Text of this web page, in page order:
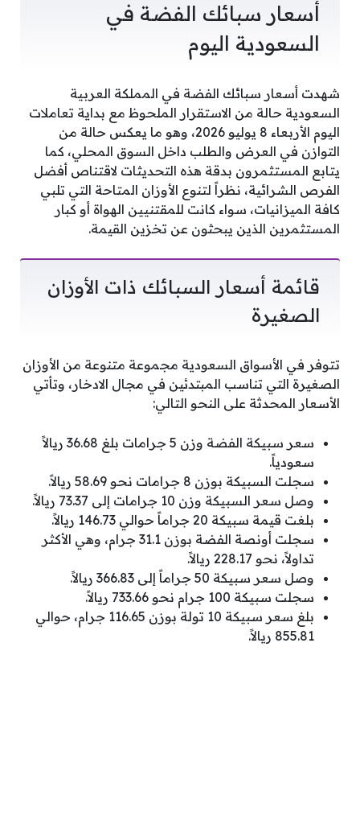
أسعار سبائك الفضة في
السعودية اليوم
شهدت أسعار سبائك الفضة في المملكة العربية
السعودية حالة من الاستقرار الملحوظ مع بداية تعاملات
اليوم الأربعاء 8 يوليو 2026، وهو ما يعكس حالة من
التوازن في العرض والطلب داخل السوق المحلي، كما
يتابع المستثمرون بدقة هذه التحديثات لاقتناص أفضل
الفرص الشرائية، نظراً لتنوع الأوزان المتاحة التي تلبي
كافة الميزانيات، سواء كانت للمقتنيين الهواة أو كبار
المستثمرين الذين يبحثون عن تخزين القيمة.
قائمة أسعار السبائك ذات الأوزان
الصغيرة
تتوفر في الأسواق السعودية مجموعة متنوعة من الأوزان
الصغيرة التي تناسب المبتدئين في مجال الادخار، وتأتي
الأسعار المحدثة على النحو التالي:
سعر سبيكة الفضة وزن 5 جرامات بلغ 36.68 ريالاً
سعودياً.
سجلت السبيكة بوزن 8 جرامات نحو 58.69 ريالاً.
وصل سعر السبيكة وزن 10 جرامات إلى 73.37 ريالاً.
بلغت قيمة سبيكة 20 جراماً حوالي 146.73 ريالاً.
سجلت أونصة الفضة بوزن 31.1 جرام، وهي الأكثر
تداولاً، نحو 228.17 ريالاً.
وصل سعر سبيكة 50 جراماً إلى 366.83 ريالاً.
سجلت سبيكة 100 جرام نحو 733.66 ريالاً.
بلغ سعر سبيكة 10 تولة بوزن 116.65 جرام، حوالي
855.81 ريالاً.